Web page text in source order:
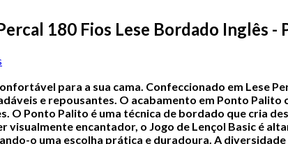
180 Fios Lese Bordado Inglês -
para a sua cama. Confeccionado em Lese
e repousantes. O acabamento em Ponto Palito
O Ponto Palito é uma técnica de bordado que cria
visualmente encantador, o Jogo de Lençol Basic é
o uma escolha prática e duradoura. A diversidade